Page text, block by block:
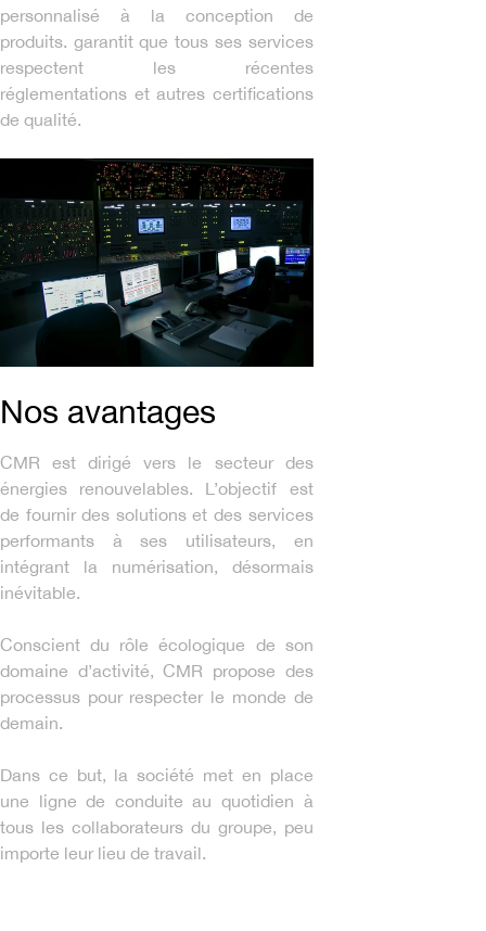
personnalisé à la conception de
produits. garantit que tous ses services
respectent les récentes
réglementations et autres certifications
de qualité.
Nos avantages
CMR est dirigé vers le secteur des
énergies renouvelables. L’objectif est
de fournir des solutions et des services
performants à ses utilisateurs, en
intégrant la numérisation, désormais
inévitable.
Conscient du rôle écologique de son
domaine d’activité, CMR propose des
processus pour respecter le monde de
demain.
Dans ce but, la société met en place
une ligne de conduite au quotidien à
tous les collaborateurs du groupe, peu
importe leur lieu de travail.